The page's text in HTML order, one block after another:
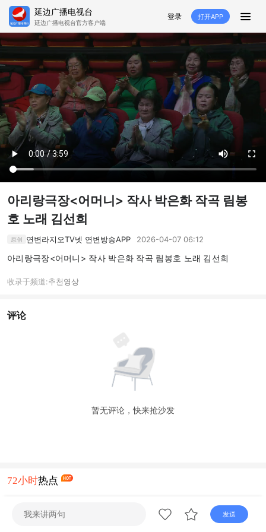
延边广播电视台
延边广播电视台官方客户端
登录 打开APP
HOME
추천 뉴스 영상뉴스 스포츠
추천영상 융매생방 백성열선 국내외
소품 노래 겨레 생활
려행 특집
TV 라지오
프로그램
TV 라지오
아리랑극장<어머니> 작사 박은화 작곡 림봉
호 노래 김선희
原创 연변라지오TV넷 연변방송APP 2026-04-07 06:12
아리랑극장<어머니> 작사 박은화 작곡 림봉호 노래 김선희
收录于频道:추천영상
评论
暂无评论，快来抢沙发
72小时热点
2026 중국축구 갑급리그 순위표 (8월 2일
发送